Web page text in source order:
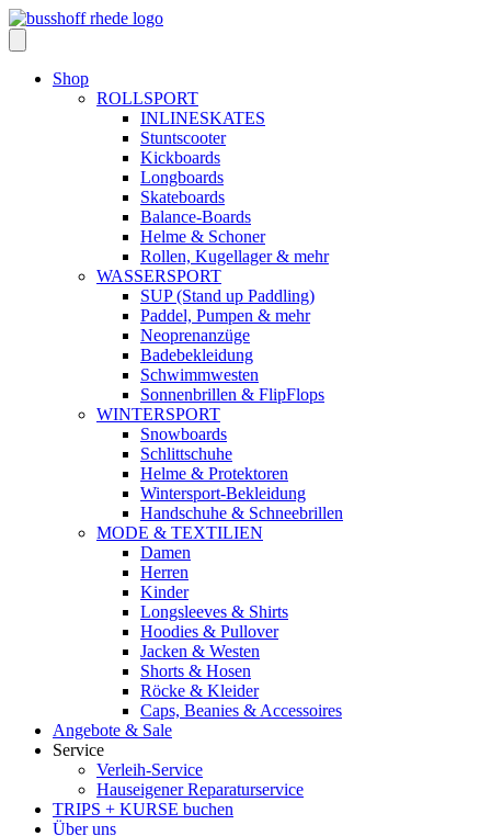
Skip
to
content
Shop
ROLLSPORT
INLINESKATES
Stuntscooter
Kickboards
Longboards
Skateboards
Balance-Boards
Helme & Schoner
Rollen, Kugellager & mehr
WASSERSPORT
SUP (Stand up Paddling)
Paddel, Pumpen & mehr
Neoprenanzüge
Badebekleidung
Schwimmwesten
Sonnenbrillen & FlipFlops
WINTERSPORT
Snowboards
Schlittschuhe
Helme & Protektoren
Wintersport-Bekleidung
Handschuhe & Schneebrillen
MODE & TEXTILIEN
Damen
Herren
Kinder
Longsleeves & Shirts
Hoodies & Pullover
Jacken & Westen
Shorts & Hosen
Röcke & Kleider
Caps, Beanies & Accessoires
Angebote & Sale
Service
Verleih-Service
Hauseigener Reparaturservice
TRIPS + KURSE buchen
Über uns